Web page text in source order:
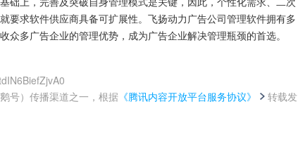
要求软件供应商具备可扩展性。飞扬动力广告公司管理软件拥有多
多广告企业的管理优势，成为广告企业解决管理瓶颈的首选。
号）传播渠道之一，根据 《腾讯内容开放平台服务协议》
转载发